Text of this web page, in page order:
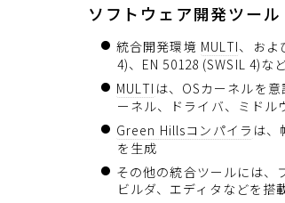
ソフトウェア開発ツール
統合開発環境 MULTI、およ
4)、EN 50128 (SWSIL 4)な
MULTI は、OSカーネルを
ーネル、ドライバ、ミドル
Green Hillsコ ン パイ ラ は、
を生成
その他の統合ツールには、
ビルダ、エディタなどを搭